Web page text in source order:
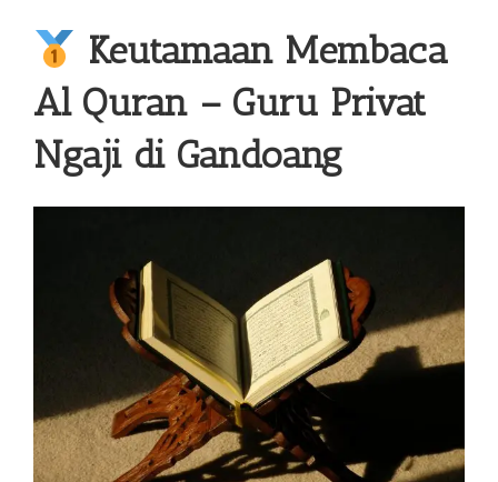
Keutamaan Membaca
Al Quran – Guru Privat
Ngaji di Gandoang